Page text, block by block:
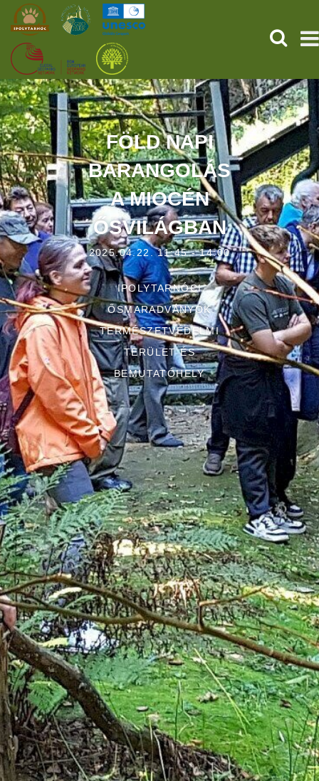
KEZDŐOLDAL
ŐSVILÁGI POMPEJI
SZOLGÁLTATÁSOK
PROGRAMOK
HÍREK
RÓLUNK
ONLINE JEGYVÁSÁRLÁS
FÖLD NAPI
BARANGOLÁS
A MIOCÉN
ŐSVILÁGBAN
2025.04.22. 11:45 - 14:00
IPOLYTARNÓCI
ŐSMARADVÁNYOK
TERMÉSZETVÉDELMI
TERÜLET ÉS
BEMUTATÓHELY